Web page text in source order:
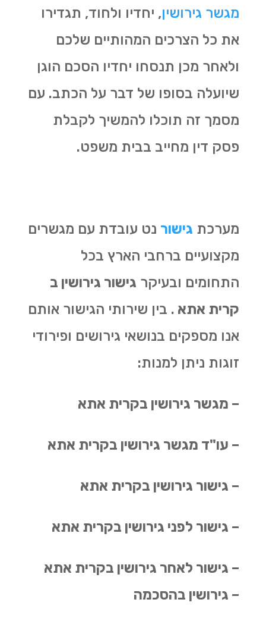
מגשר גירושין, יחדיו ולחוד, תגדירו
את כל הצרכים המהותיים שלכם
ולאחר מכן תנסחו יחדיו הסכם הוגן
שיועלה בסופו של דבר על הכתב. עם
מסמך זה תוכלו להמשיך לקבלת
פסק דין מחייב בבית משפט.
מערכת גישור נט עובדת עם מגשרים
מקצועיים ברחבי הארץ בכל
התחומים ובעיקר גישור גירושין ב
קרית אתא . בין שירותי הגישור אותם
אנו מספקים בנושאי גירושים ופירודי
זוגות ניתן למנות:
– מגשר גירושין בקרית אתא
– עו"ד מגשר גירושין בקרית אתא
– גישור גירושין בקרית אתא
– גישור לפני גירושין בקרית אתא
– גישור לאחר גירושין בקרית אתא
– גירושין בהסכמה